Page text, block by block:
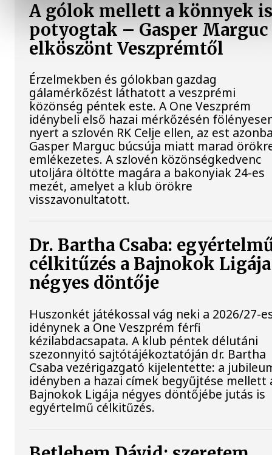
A gólok mellett a könnyek
potyogtak – Gasper Marguc
elköszönt Veszprémtől
Érzelmekben és gólokban gazdag
gálamérkőzést láthatott a veszprémi
közönség péntek este. A One Veszprém
idénybeli első hazai mérkőzésén
nyert a szlovén RK Celje ellen, az est
Gasper Marguc búcsúja miatt marad
emlékezetes. A szlovén közönségkedvenc
utoljára öltötte magára a bakonyiak 24-es
mezét, amelyet a klub örökre
visszavonultatott.
Dr. Bartha Csaba:
célkitűzés a Bajnokok Ligája
négyes döntője
Huszonkét játékossal vág neki a 2026/27-
idénynek a One Veszprém férfi
kézilabdacsapata. A klub péntek délutáni
szezonnyitó sajtótájékoztatóján dr. Bartha
Csaba vezérigazgató kijelentette: a
idényben a hazai címek begyűjtése mellett
Bajnokok Ligája négyes döntőjébe jutás is
egyértelmű célkitűzés.